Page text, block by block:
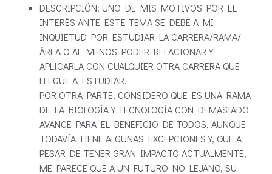
DESCRIPCIÓN: UNO DE MIS MOTIVOS POR EL
INTERÉS ANTE ESTE TEMA SE DEBE A MI
INQUIETUD POR ESTUDIAR LA CARRERA/RAMA/
ÁREA O AL MENOS PODER RELACIONAR Y
APLICARLA CON CUALQUIER OTRA CARRERA QUE
LLEGUE A ESTUDIAR.
POR OTRA PARTE, CONSIDERO QUE ES UNA RAMA
DE LA BIOLOGÍA Y TECNOLOGÍA CON DEMASIADO
AVANCE PARA EL BENEFICIO DE TODOS, AUNQUE
TODAVÍA TIENE ALGUNAS EXCEPCIONES Y, QUE A
PESAR DE TENER GRAN IMPACTO ACTUALMENTE,
ME PARECE QUE A UN FUTURO NO LEJANO, SU